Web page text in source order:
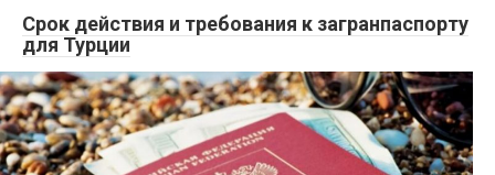
Срок действия и требования к загранпаспорту
для Турции